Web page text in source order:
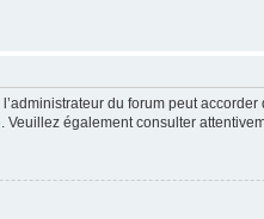
du forum peut
également consulter